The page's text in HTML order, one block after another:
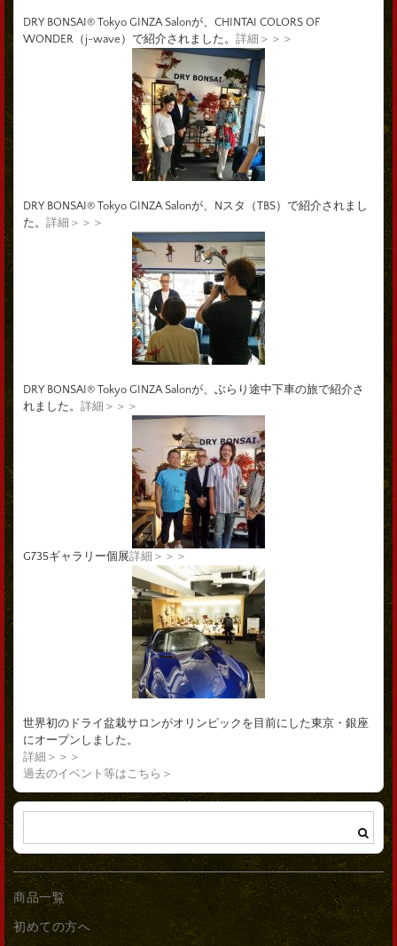
DRY BONSAI® Tokyo GINZA Salonが、CHINTAI COLORS OF
WONDER（j-wave）で紹介されました。 詳細＞＞＞
DRY BONSAI® Tokyo GINZA Salonが、Nスタ（TBS）で紹介されまし
た。 詳細＞＞＞
DRY BONSAI® Tokyo GINZA Salonが、ぶらり途中下車の旅で紹介さ
れました。 詳細＞＞＞
G735ギャラリー個展詳細＞＞＞
世界初のドライ盆栽サロンがオリンピックを目前にした東京・銀座
にオープンしました。
詳細＞＞＞
過去のイベント等はこちら＞
商品一覧
初めての方へ